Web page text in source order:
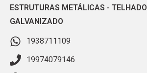
ESTRUTURAS METÁLICAS - TELHADO
GALVANIZADO
1938711109
19974079146